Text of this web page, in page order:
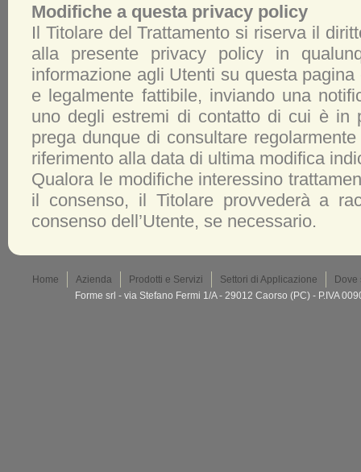
Modifiche a questa privacy policy
Il Titolare del Trattamento si riserva il
alla presente privacy policy in
informazione agli Utenti su questa
e legalmente fattibile, inviando una
uno degli estremi di contatto di cui è in
prega dunque di consultare
riferimento alla data di ultima modifica
Qualora le modifiche interessino
il consenso, il Titolare provvederà a
consenso dell’Utente, se necessario.
Home Azienda Prodotti e Servizi Settori di Applicazione
Dove
Forme srl - via Stefano Fermi 1/A - 29012 Caorso (PC) - P.IVA